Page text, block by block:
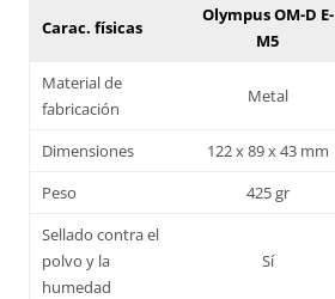
Carac. físicas
Olympus OM-D E-
M5
Material de
fabricación
Metal
Dimensiones
122 x 89 x 43 mm
Peso
425 gr
Sellado contra el
polvo y la
humedad
Sí